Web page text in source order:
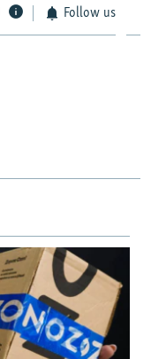
Follow us